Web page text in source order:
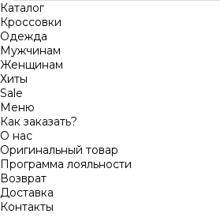
Каталог
Кроссовки
Одежда
Мужчинам
Женщинам
Хиты
Sale
Меню
Как заказать?
О нас
Оригинальный товар
Программа лояльности
Возврат
Доставка
Контакты